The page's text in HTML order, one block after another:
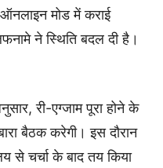
ऑनलाइन मोड में कराई
ने स्थिति बदल दी है।
री-एग्जाम पूरा होने के
बैठक करेगी। इस दौरान
से चर्चा के बाद तय किया